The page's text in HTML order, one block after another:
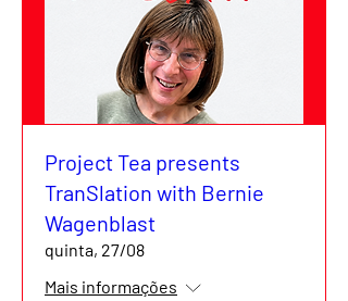
Project Tea presents
TranSlation with Bernie
Wagenblast
quinta, 27/08
Mais informações